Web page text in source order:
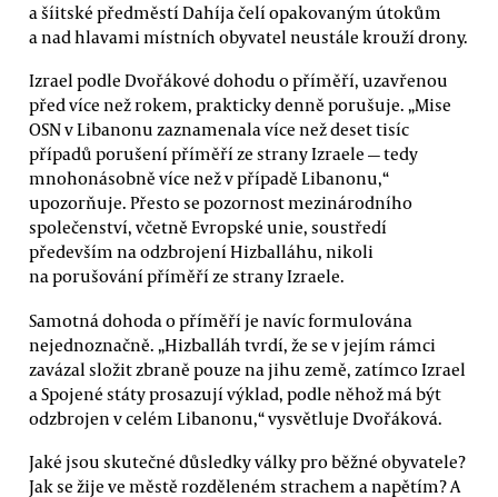
a šíitské předměstí Dahíja čelí opakovaným útokům
a nad hlavami místních obyvatel neustále krouží drony.
Izrael podle Dvořákové dohodu o příměří, uzavřenou
před více než rokem, prakticky denně porušuje. „Mise
OSN v Libanonu zaznamenala více než deset tisíc
případů porušení příměří ze strany Izraele — tedy
mnohonásobně více než v případě Libanonu,“
upozorňuje. Přesto se pozornost mezinárodního
společenství, včetně Evropské unie, soustředí
především na odzbrojení Hizballáhu, nikoli
na porušování příměří ze strany Izraele.
Samotná dohoda o příměří je navíc formulována
nejednoznačně. „Hizballáh tvrdí, že se v jejím rámci
zavázal složit zbraně pouze na jihu země, zatímco Izrael
a Spojené státy prosazují výklad, podle něhož má být
odzbrojen v celém Libanonu,“ vysvětluje Dvořáková.
Jaké jsou skutečné důsledky války pro běžné obyvatele?
Jak se žije ve městě rozděleném strachem a napětím? A